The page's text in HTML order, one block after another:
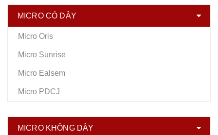
MICRO CÓ DÂY
Micro Oris
Micro Sunrise
Micro Ealsem
Micro PDCJ
MICRO KHÔNG DÂY